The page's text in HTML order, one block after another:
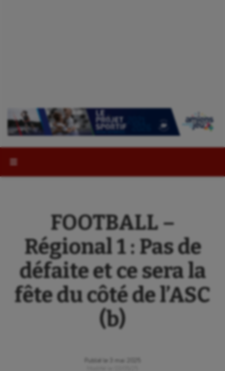
FOOTBALL –
Régional 1 : Pas de
défaite et ce sera la
fête du côté de l’ASC
(b)
Publié le
3 mai 2025